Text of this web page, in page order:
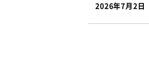
2026年7月2日